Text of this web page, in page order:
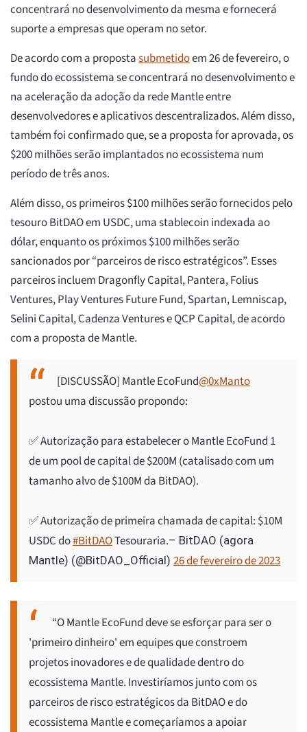
concentrará no desenvolvimento da mesma e fornecerá
suporte a empresas que operam no setor.
De acordo com a propostasubmetidoem 26 de fevereiro, o
fundo do ecossistema se concentrará no desenvolvimento e
na aceleração da adoção da rede Mantle entre
desenvolvedores e aplicativos descentralizados. Além disso,
também foi confirmado que, se a proposta for aprovada, os
$200 milhões serão implantados no ecossistema num
período de três anos.
Além disso, os primeiros $100 milhões serão fornecidos pelo
tesouro BitDAO em USDC, uma stablecoin indexada ao
dólar, enquanto os próximos $100 milhões serão
sancionados por “parceiros de risco estratégicos”. Esses
parceiros incluem Dragonfly Capital, Pantera, Folius
Ventures, Play Ventures Future Fund, Spartan, Lemniscap,
Selini Capital, Cadenza Ventures e QCP Capital, de acordo
com a proposta de Mantle.
[DISCUSSÃO] Mantle EcoFund@0xManto
postou uma discussão propondo:
✅ Autorização para estabelecer o Mantle EcoFund 1
de um pool de capital de $200M (catalisado com um
tamanho alvo de $100M da BitDAO).
✅ Autorização de primeira chamada de capital: $10M
USDC do#BitDAOTesouraria.– BitDAO (agora
Mantle) (@BitDAO_Official) 26 de fevereiro de 2023
“O Mantle EcoFund deve se esforçar para ser o
'primeiro dinheiro' em equipes que constroem
projetos inovadores e de qualidade dentro do
ecossistema Mantle. Investiríamos junto com os
parceiros de risco estratégicos da BitDAO e do
ecossistema Mantle e começaríamos a apoiar